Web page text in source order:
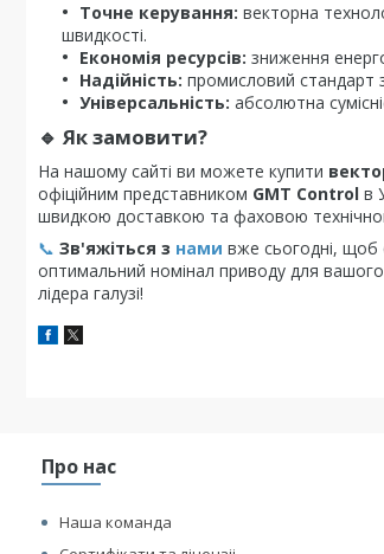
Точне керування: векторна
швидкості.
Економія ресурсів: зниження
Надійність: промисловий стандарт
Універсальність: абсолютна
🔹 Як замовити?
На нашому сайті ви можете купити
офіційним представником GMT Control в
швидкою доставкою та фаховою
📞 Зв'яжіться з нами вже сьогодні, щоб
оптимальний номінал приводу для вашого
лідера галузі!
Про нас
Наша команда